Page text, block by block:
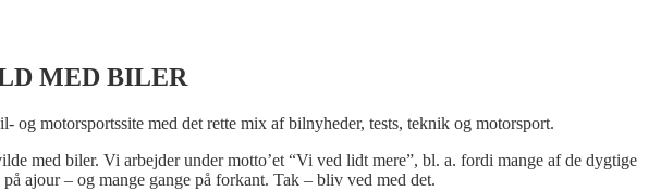
MED BILER
og motorsportssite med det rette mix af bilnyheder, tests, teknik og motorsport.
med biler. Vi arbejder under motto’et “Vi ved lidt mere”, bl. a. fordi mange af de dygtige
ajour – og mange gange på forkant. Tak – bliv ved med det.